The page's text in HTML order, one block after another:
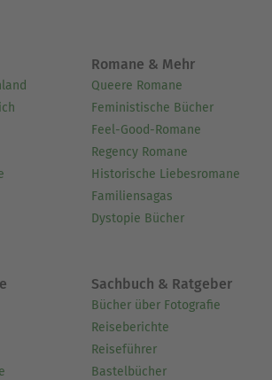
Romane & Mehr
Queere Romane
Feministische Bücher
Feel-Good-Romane
Regency Romane
Historische Liebesromane
Familiensagas
Dystopie Bücher
Sachbuch & Ratgeber
Bücher über Fotografie
Reiseberichte
Reiseführer
Bastelbücher